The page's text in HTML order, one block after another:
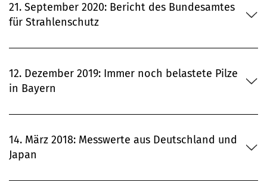
21. September 2020: Bericht des Bundesamtes
für Strahlenschutz
12. Dezember 2019: Immer noch belastete Pilze
in Bayern
14. März 2018: Messwerte aus Deutschland und
Japan